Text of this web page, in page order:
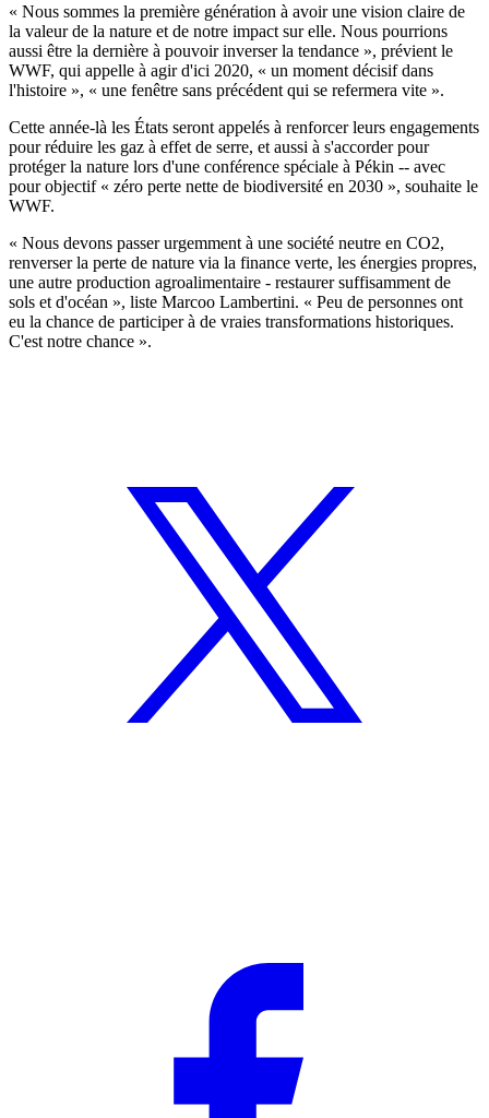
« Nous sommes la première génération à avoir une vision claire de
la valeur de la nature et de notre impact sur elle. Nous pourrions
aussi être la dernière à pouvoir inverser la tendance », prévient le
WWF, qui appelle à agir d'ici 2020, « un moment décisif dans
l'histoire », « une fenêtre sans précédent qui se refermera vite ».
Cette année-là les États seront appelés à renforcer leurs engagements
pour réduire les gaz à effet de serre, et aussi à s'accorder pour
protéger la nature lors d'une conférence spéciale à Pékin -- avec
pour objectif « zéro perte nette de biodiversité en 2030 », souhaite le
WWF.
« Nous devons passer urgemment à une société neutre en CO2,
renverser la perte de nature via la finance verte, les énergies propres,
une autre production agroalimentaire - restaurer suffisamment de
sols et d'océan », liste Marcoo Lambertini. « Peu de personnes ont
eu la chance de participer à de vraies transformations historiques.
C'est notre chance ».